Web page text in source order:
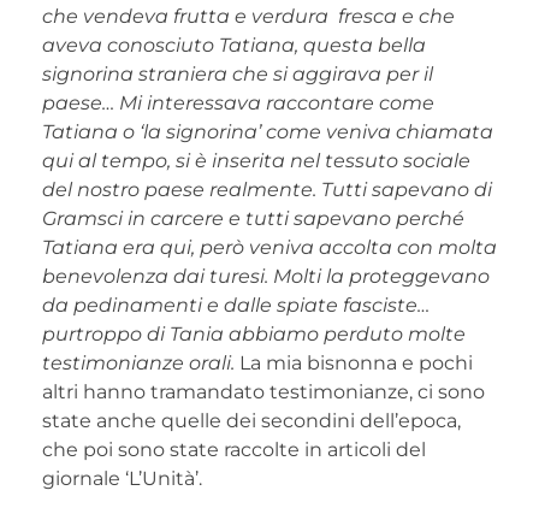
che vendeva frutta e verdura fresca e che
aveva conosciuto Tatiana, questa bella
signorina straniera che si aggirava per il
paese… Mi interessava raccontare come
Tatiana o ‘la signorina’ come veniva chiamata
qui al tempo, si è inserita nel tessuto sociale
del nostro paese realmente. Tutti sapevano di
Gramsci in carcere e tutti sapevano perché
Tatiana era qui, però veniva accolta con molta
benevolenza dai turesi. Molti la proteggevano
da pedinamenti e dalle spiate fasciste…
purtroppo di Tania abbiamo perduto molte
testimonianze orali. La mia bisnonna e pochi
altri hanno tramandato testimonianze, ci sono
state anche quelle dei secondini dell’epoca,
che poi sono state raccolte in articoli del
giornale ‘L’Unità’.